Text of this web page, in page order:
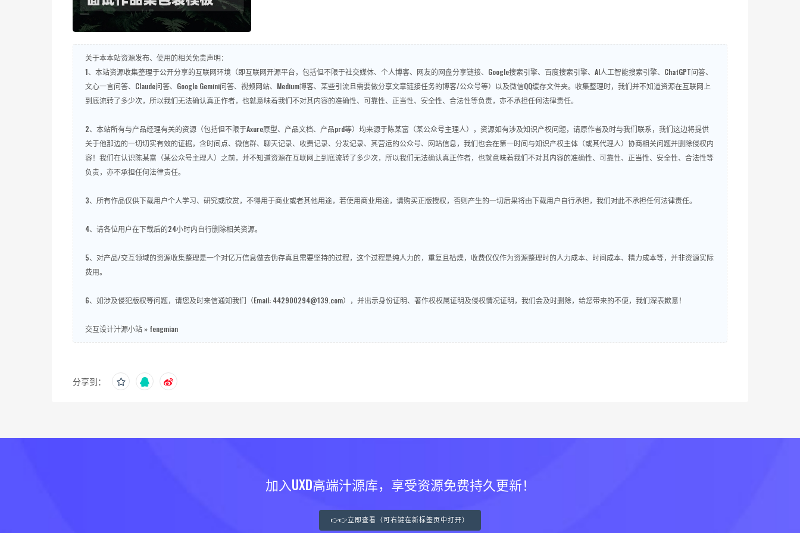
关于本本站资源发布、使用的相关免责声明：
1、本站资源收集整理于公开分享的互联网环境（即互联网开源平台，包括但不限于社交媒体、个人博客、网友的网盘分享链接、Google搜索引擎、百度搜索引擎、AI人工智能搜索引擎、ChatGPT问答、
文心一言问答、Claude问答、Google Gemini问答、视频网站、Medium博客、某些引流且需要做分享文章链接任务的博客/公众号等）以及微信QQ缓存文件夹。收集整理时，我们并不知道资源在互联网上
到底流转了多少次，所以我们无法确认真正作者，也就意味着我们不对其内容的准确性、可靠性、正当性、安全性、合法性等负责，亦不承担任何法律责任。
2、本站所有与产品经理有关的资源（包括但不限于Axure原型、产品文档、产品prd等）均来源于陈某富（某公众号主理人），资源如有涉及知识产权问题，请原作者及时与我们联系，我们这边将提供
关于他那边的一切切实有效的证据，含时间点、微信群、聊天记录、收费记录、分发记录、其营运的公众号、网站信息，我们也会在第一时间与知识产权主体（或其代理人）协商相关问题并删除侵权内
容！我们在认识陈某富（某公众号主理人）之前，并不知道资源在互联网上到底流转了多少次，所以我们无法确认真正作者，也就意味着我们不对其内容的准确性、可靠性、正当性、安全性、合法性等
负责，亦不承担任何法律责任。
3、所有作品仅供下载用户个人学习、研究或欣赏，不得用于商业或者其他用途，若使用商业用途，请购买正版授权，否则产生的一切后果将由下载用户自行承担，我们对此不承担任何法律责任。
4、请各位用户在下载后的24小时内自行删除相关资源。
5、对产品/交互领域的资源收集整理是一个对亿万信息做去伪存真且需要坚持的过程，这个过程是纯人力的，重复且枯燥，收费仅仅作为资源整理时的人力成本、时间成本、精力成本等，并非资源实际
费用。
6、如涉及侵犯版权等问题，请您及时来信通知我们（Email: 442900294@139.com），并出示身份证明、著作权权属证明及侵权情况证明，我们会及时删除，给您带来的不便，我们深表歉意！
交互设计汁源小站 » fengmian
分享到：
加入UXD高端汁源库，享受资源免费持久更新！
👉👉立即查看（可右键在新标签页中打开）